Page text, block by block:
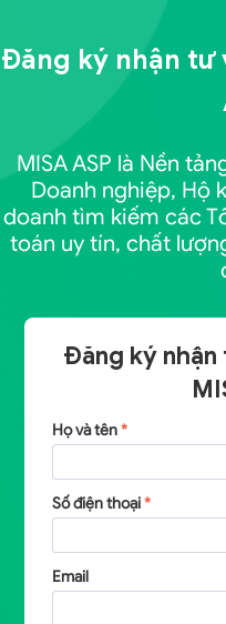
Đăng ký nhận tư
MISA ASP là Nền
Doanh nghiệp, Hộ
doanh tìm kiếm các
toán uy tín, chất
Đăng ký
Họ và tên*
Số điện thoại*
Email